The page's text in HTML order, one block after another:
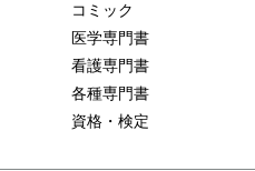
コミック
医学専門書
看護専門書
各種専門書
資格・検定